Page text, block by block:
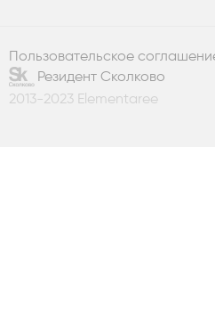
Пользовательское
Резидент Сколково
2013-2023 Elementaree